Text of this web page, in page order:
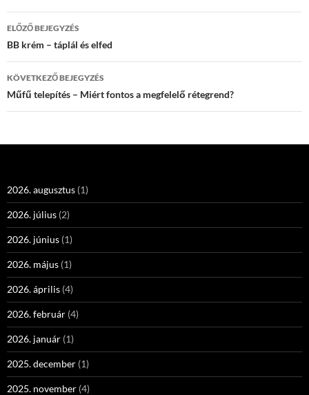
Bejegyzés
navigáció
ELŐZŐ BEJEGYZÉS
BB krém – táplál és elfed
KÖVETKEZŐ BEJEGYZÉS
Műfű telepítés – Miért fontos a megfelelő rétegrend?
2026. augusztus (1)
2026. július (2)
2026. június (1)
2026. május (1)
2026. április (4)
2026. február (4)
2026. január (1)
2025. december (1)
2025. november (4)